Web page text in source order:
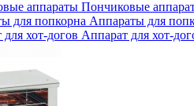
Пончиковые
Аппараты для
Аппарат для хот-